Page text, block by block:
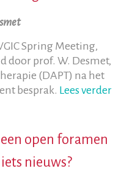
Spring Meeting,
door prof. W. Desmet,
(DAPT) na het
besprak. Lees verder
open foramen
nieuws?